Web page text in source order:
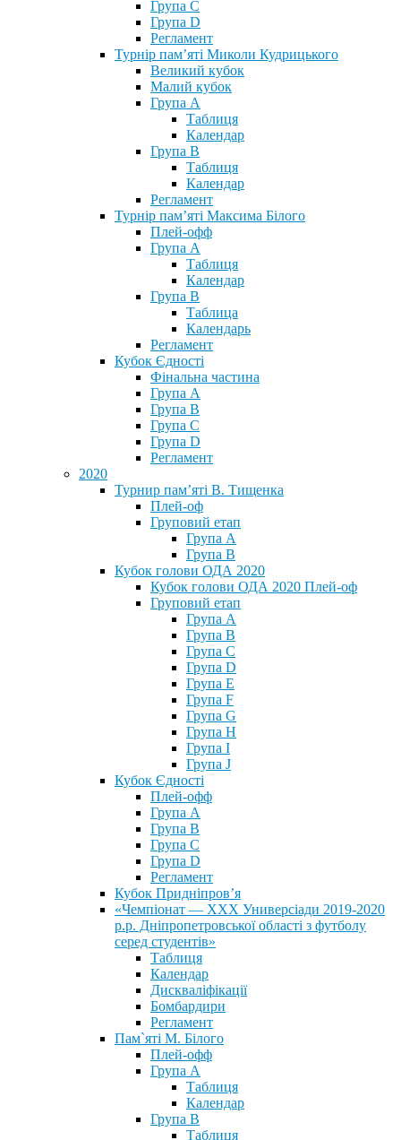
Група С
Група D
Регламент
Турнір пам’яті Миколи Кудрицького
Великий кубок
Малий кубок
Група А
Таблиця
Календар
Група В
Таблиця
Календар
Регламент
Турнір пам’яті Максима Білого
Плей-офф
Група А
Таблиця
Календар
Група В
Таблица
Календарь
Регламент
Кубок Єдності
Фінальна частина
Група А
Група В
Група С
Група D
Регламент
2020
Турнир пам’яті В. Тищенка
Плей-оф
Груповий етап
Група А
Група В
Кубок голови ОДА 2020
Кубок голови ОДА 2020 Плей-оф
Груповий етап
Група A
Група B
Група C
Група D
Група E
Група F
Група G
Група H
Група I
Група J
Кубок Єдності
Плей-офф
Група А
Група В
Група С
Група D
Регламент
Кубок Придніпров’я
«Чемпіонат — ХХХ Универсіади 2019-2020
р.р. Дніпропетровської області з футболу
серед студентів»
Таблиця
Календар
Дискваліфікації
Бомбардири
Регламент
Пам`яті М. Білого
Плей-офф
Група А
Таблиця
Календар
Група В
Таблиця